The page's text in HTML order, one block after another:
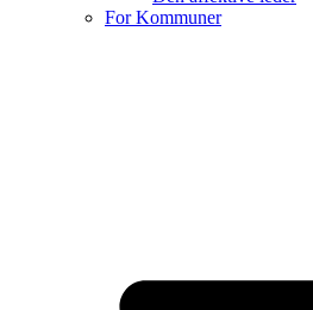
For Kommuner